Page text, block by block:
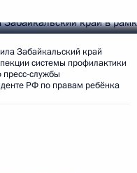
Забайкальский край
системы профилактики
пресс-службы
РФ по правам ребёнка